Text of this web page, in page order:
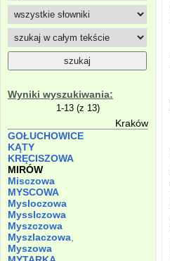
Wyniki wyszukiwania:
1-13 (z 13)
Kraków
GOŁUCHOWICE
KĄTY
KRĘCISZOWA
MIRÓW
Misczowa
MYSCOWA
Mysloczowa
Mysslczowa
Myszczowa
Myszlaczowa
Myszowa